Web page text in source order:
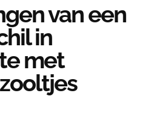
van een
in
met